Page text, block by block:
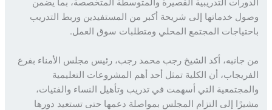
التدريبية القصيرة والمتوسطة المتخصصة، بما يضمن
خدماتها إلى شريحة أكبر من المستفيدين وربط التدريب
المجتمع المحلي ومتطلبات سوق العمل.
أكد الشيخ رجب محمد رجب، رئيس مجلس الأمناء بفرع
أن الكلية تمثل أحد أهم المشروعات التعليمية
التي أسهمت في تدريب وتأهيل النساء والفتيات،
إلى التزام المجلس بمواصلة دعمها حتى تستعيد دورها